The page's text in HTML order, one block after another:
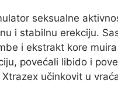
seksualne
i stabilnu erekciju.
i ekstrakt kore
povećali libido i
učinkovit u